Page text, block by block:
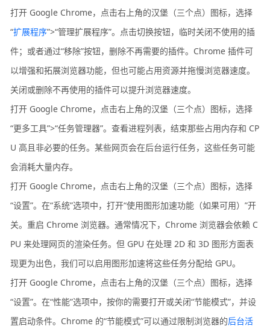
打开 Google Chrome，点击右上角的汉堡（三个点）图标，选择
“扩展程序”>“管理扩展程序”。点击切换按钮，临时关闭不使用的插
件；或者通过“移除”按钮，删除不再需要的插件。Chrome 插件可
以增强和拓展浏览器功能，但也可能占用资源并拖慢浏览器速度。
关闭或删除不再使用的插件可以提升浏览器速度。
打开 Google Chrome，点击右上角的汉堡（三个点）图标，选择
“更多工具”>“任务管理器”。查看进程列表，结束那些占用内存和 CP
U 高且非必要的任务。某些网页会在后台运行任务，这些任务可能
会消耗大量内存。
打开 Google Chrome，点击右上角的汉堡（三个点）图标，选择
“设置”。在“系统”选项中，打开“使用图形加速功能（如果可用）”开
关。重启 Chrome 浏览器。通常情况下，Chrome 浏览器会依赖 C
PU 来处理网页的渲染任务。但 GPU 在处理 2D 和 3D 图形方面表
现更为出色，我们可以启用图形加速将这些任务分配给 GPU。
打开 Google Chrome，点击右上角的汉堡（三个点）图标，选择
“设置”。在“性能”选项中，按你的需要打开或关闭“节能模式”，并设
置启动条件。Chrome 的“节能模式”可以通过限制浏览器的后台活